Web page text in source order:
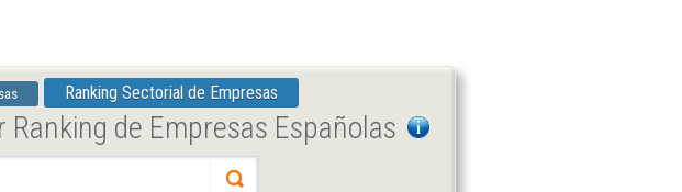
Ranking Sectorial de Empresas
de Empresas Españolas